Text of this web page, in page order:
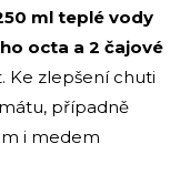
ml teplé vody
octa a 2 čajové
Ke zlepšení chuti
případně
i medem